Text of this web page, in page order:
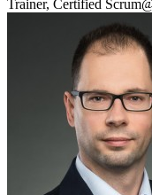
Trainer, Certified